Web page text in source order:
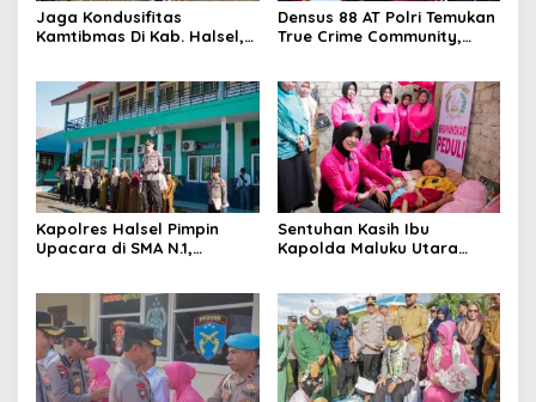
Jaga Kondusifitas
Kamtibmas Di Kab. Halsel,
Densus 88 AT Polri Temukan
True Crime Community,
Ruang Digital
Kapolres Halsel Pimpin
Upacara di SMA N.1,
Sentuhan Kasih Ibu
Kapolda Maluku Utara
Babang